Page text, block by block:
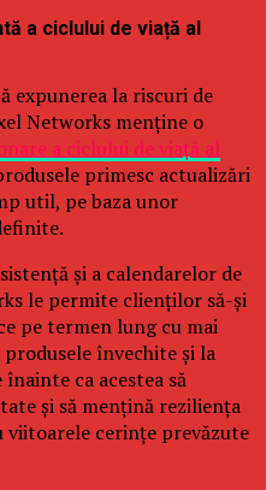
a ciclului de viață al
expunerea la riscuri de
Networks menține o
a ciclului de viață al
primesc actualizări
util, pe baza unor
și a calendarelor de
le permite clienților să-și
pe termen lung cu mai
învechite și la
ca acestea să
și să mențină reziliența
cerințe prevăzute